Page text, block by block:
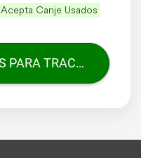
Acepta Canje Usados
VER MÁS REPUESTOS PARA TRACTORES